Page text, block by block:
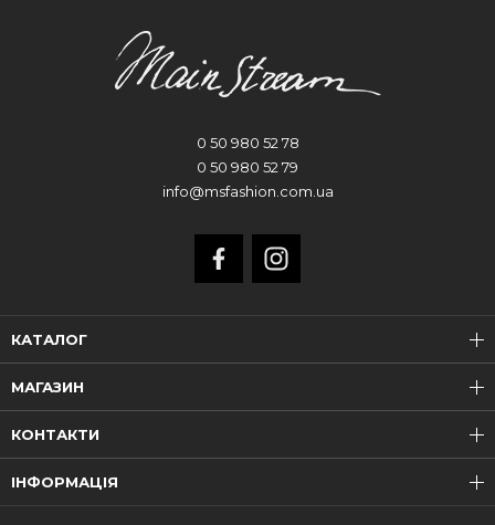
КАТАЛОГ
МАГАЗИН
0 50 980 52 78
0 50 980 52 79
info@msfashion.com.ua
КОНТАКТИ
ІНФОРМАЦІЯ